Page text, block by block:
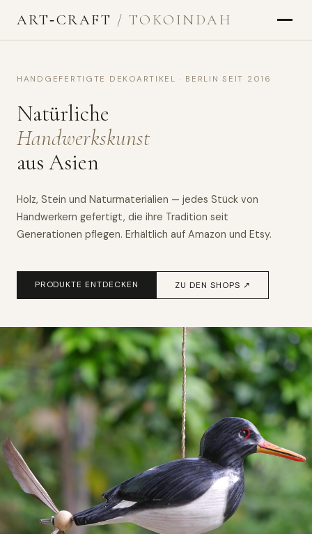
ART‑CRAFT / TOKOINDAH
HANDGEFERTIGTE DEKOARTIKEL · BERLIN SEIT 2016
Natürliche
Handwerkskunst
aus Asien
Holz, Stein und Naturmaterialien — jedes Stück von
Handwerkern gefertigt, die ihre Tradition seit
Generationen pflegen. Erhältlich auf Amazon und Etsy.
PRODUKTE ENTDECKEN ZU DEN SHOPS ↗